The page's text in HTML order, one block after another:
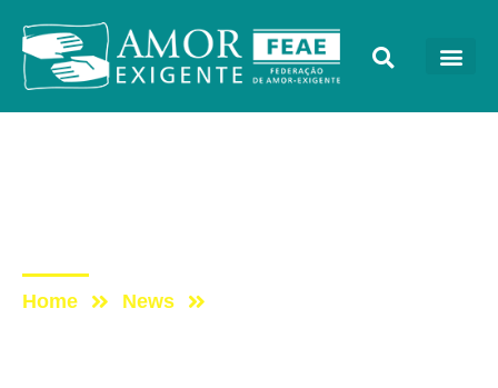
Home News